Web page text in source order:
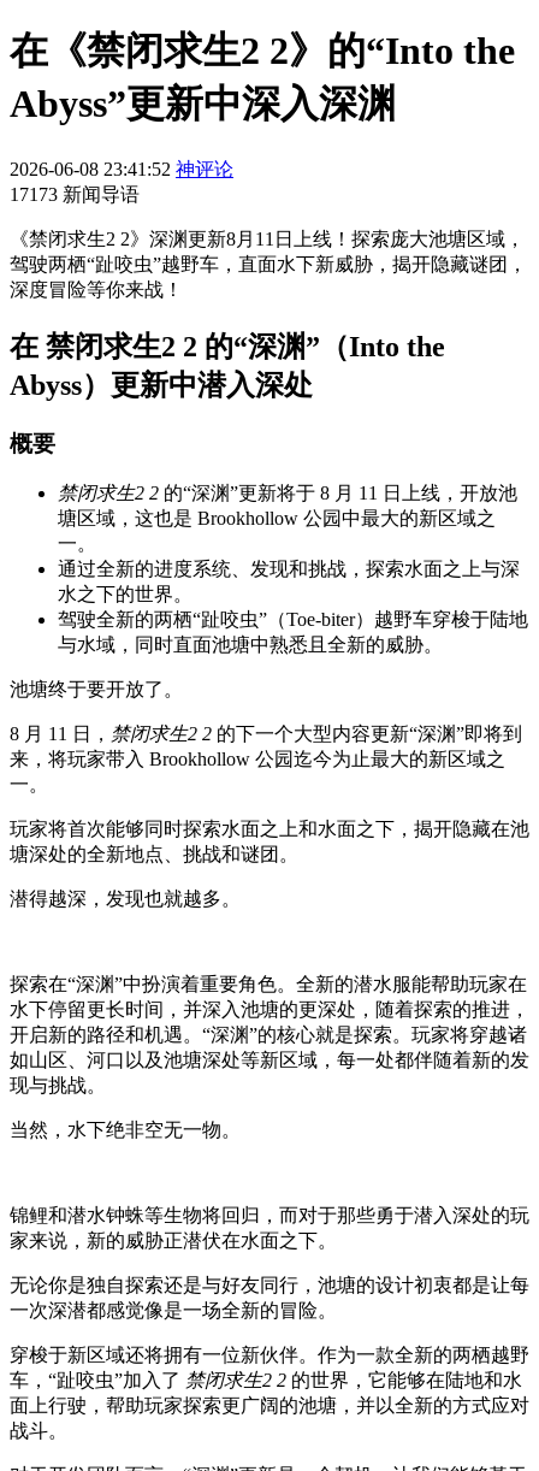
在《禁闭求生2 2》的“Into the
Abyss”更新中深入深渊
2026-06-08 23:41:52 神评论
17173 新闻导语
《禁闭求生2 2》深渊更新8月11日上线！探索庞大池塘区域，
驾驶两栖“趾咬虫”越野车，直面水下新威胁，揭开隐藏谜团，
深度冒险等你来战！
在 禁闭求生2 2 的“深渊”（Into the
Abyss）更新中潜入深处
概要
禁闭求生2 2 的“深渊”更新将于 8 月 11 日上线，开放池
塘区域，这也是 Brookhollow 公园中最大的新区域之
一。
通过全新的进度系统、发现和挑战，探索水面之上与深
水之下的世界。
驾驶全新的两栖“趾咬虫”（Toe-biter）越野车穿梭于陆地
与水域，同时直面池塘中熟悉且全新的威胁。
池塘终于要开放了。
8 月 11 日， 禁闭求生2 2 的下一个大型内容更新“深渊”即将到
来，将玩家带入 Brookhollow 公园迄今为止最大的新区域之
一。
玩家将首次能够同时探索水面之上和水面之下，揭开隐藏在池
塘深处的全新地点、挑战和谜团。
潜得越深，发现也就越多。
探索在“深渊”中扮演着重要角色。全新的潜水服能帮助玩家在
水下停留更长时间，并深入池塘的更深处，随着探索的推进，
开启新的路径和机遇。“深渊”的核心就是探索。玩家将穿越诸
如山区、河口以及池塘深处等新区域，每一处都伴随着新的发
现与挑战。
当然，水下绝非空无一物。
锦鲤和潜水钟蛛等生物将回归，而对于那些勇于潜入深处的玩
家来说，新的威胁正潜伏在水面之下。
无论你是独自探索还是与好友同行，池塘的设计初衷都是让每
一次深潜都感觉像是一场全新的冒险。
穿梭于新区域还将拥有一位新伙伴。作为一款全新的两栖越野
车，“趾咬虫”加入了 禁闭求生2 2 的世界，它能够在陆地和水
面上行驶，帮助玩家探索更广阔的池塘，并以全新的方式应对
战斗。